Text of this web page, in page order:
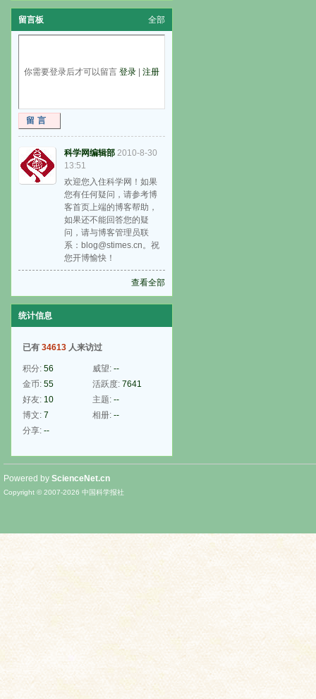
留言板 全部
你需要登录后才可以留言 登录 注册
留言
科学网编辑部 2010-8-30
13:51
欢迎您入住科学网！如果
您有任何疑问，请参考博
客首页上端的博客帮助，
如果还不能回答您的疑
问，请与博客管理员联
系：blog@stimes.cn。祝
您开博愉快！
查看全部
统计信息
已有 34613 人来访过
积分: 56 威望: --
金币: 55 活跃度: 7641
好友: 10 主题: --
博文: 7 相册: --
分享: --
Powered by ScienceNet.cn
Copyright © 2007-2026 中国科学报社